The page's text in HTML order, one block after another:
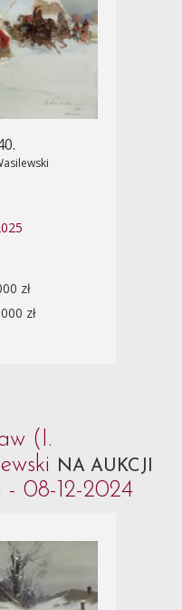
zł
zł
(I.
NA AUKCJI
- 08-12-2024